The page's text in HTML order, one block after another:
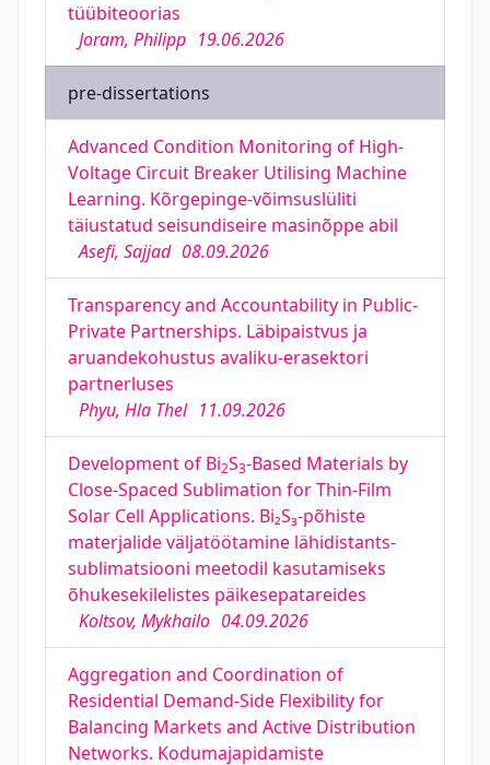
tüübiteoorias
Joram, Philipp 19.06.2026
pre-dissertations
Advanced Condition Monitoring of High-
Voltage Circuit Breaker Utilising Machine
Learning. Kõrgepinge-võimsuslüliti
täiustatud seisundiseire masinõppe abil
Asefi, Sajjad 08.09.2026
Transparency and Accountability in Public-
Private Partnerships. Läbipaistvus ja
aruandekohustus avaliku-erasektori
partnerluses
Phyu, Hla Thel 11.09.2026
Development of Bi2S3-Based Materials by
Close-Spaced Sublimation for Thin-Film
Solar Cell Applications. Bi₂S₃-põhiste
materjalide väljatöötamine lähidistants-
sublimatsiooni meetodil kasutamiseks
õhukesekilelistes päikesepatareides
Koltsov, Mykhailo 04.09.2026
Aggregation and Coordination of
Residential Demand-Side Flexibility for
Balancing Markets and Active Distribution
Networks. Kodumajapidamiste